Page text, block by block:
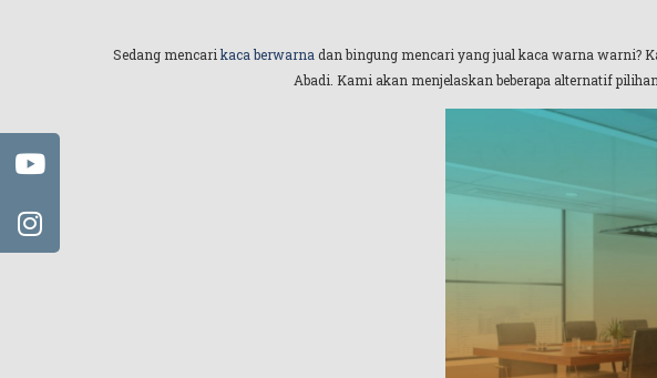
Sedang mencari kaca berwarna dan bingung mencari yang jual kaca warna warni?
Abadi. Kami akan menjelaskan beberapa alternatif